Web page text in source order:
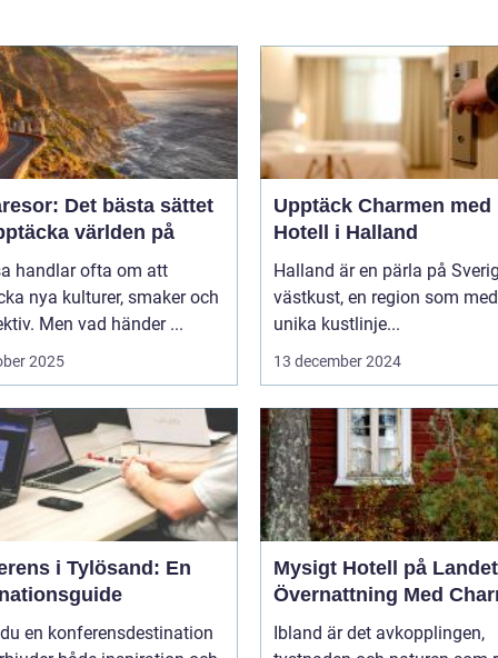
Det bästa sättet
världen på
handlar ofta om att
nya kulturer, smaker och
Men vad händer ...
2025
Upptäck Charmen med
Hotell i Halland
Halland är en pärla på
västkust, en region som
unika kustlinje...
13 december 2024
i Tylösand: En
en konferensdestination
Mysigt Hotell på
Övernattning Med
Ibland är det avkopplingen,